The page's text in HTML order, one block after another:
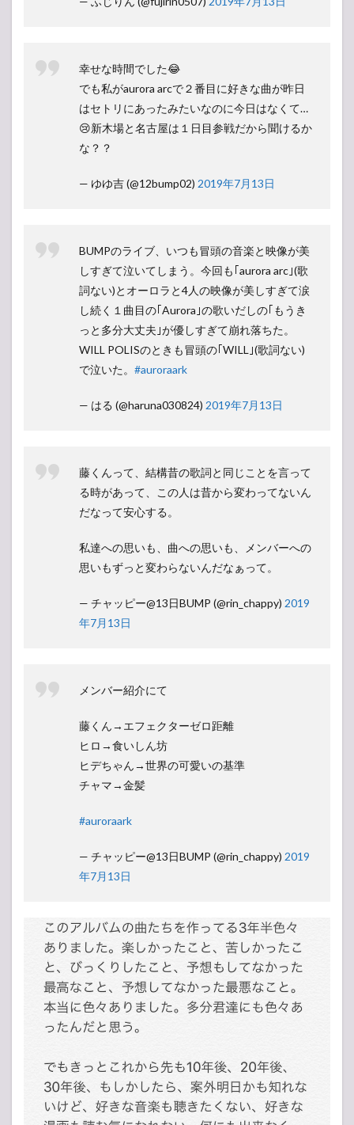
幸せな時間でした😂
でも私がaurora arcで２番目に好きな曲が昨日
はセトリにあったみたいなのに今日はなくて…
😢新木場と名古屋は１日目参戦だから聞けるか
な？？
— ゆゆ吉 (@12bump02) 2019年7月13日
BUMPのライブ、いつも冒頭の音楽と映像が美
しすぎて泣いてしまう。今回も｢aurora arc｣(歌
詞ない)とオーロラと4人の映像が美しすぎて涙
し続く１曲目の｢Aurora｣の歌いだしの｢もうき
っと多分大丈夫｣が優しすぎて崩れ落ちた。
WILL POLISのときも冒頭の｢WILL｣(歌詞ない)
で泣いた。 #auroraark
— はる (@haruna030824) 2019年7月13日
藤くんって、結構昔の歌詞と同じことを言って
る時があって、この人は昔から変わってないん
だなって安心する。
私達への思いも、曲への思いも、メンバーへの
思いもずっと変わらないんだなぁって。
— チャッピー@13日BUMP (@rin_chappy) 2019
年7月13日
メンバー紹介にて
藤くん→エフェクターゼロ距離
ヒロ→食いしん坊
ヒデちゃん→世界の可愛いの基準
チャマ→金髪
#auroraark
— チャッピー@13日BUMP (@rin_chappy) 2019
年7月13日